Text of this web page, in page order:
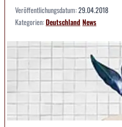
Veröffentlichungsdatum:29.04.2018
Kategorien:DeutschlandNews